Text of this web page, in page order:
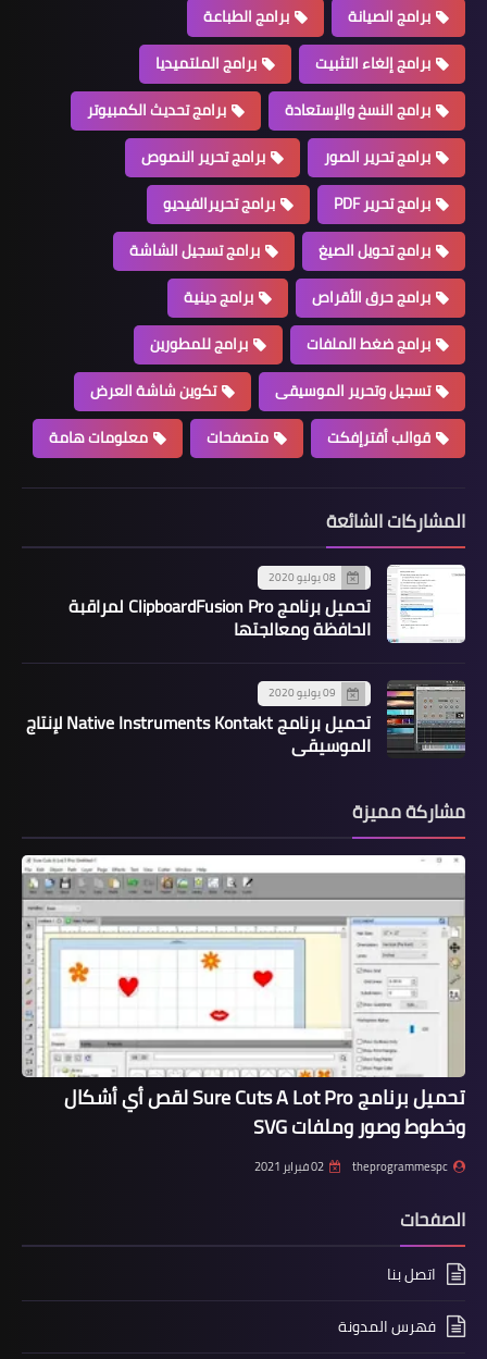
برامج الصيانة
برامج الطباعة
برامج إلغاء التثبيت
برامج الملتميديا
برامج النسخ والإستعادة
برامج تحديث الكمبيوتر
برامج تحرير الصور
برامج تحرير النصوص
برامج تحرير PDF
برامج تحريرالفيديو
برامج تحويل الصيغ
برامج تسجيل الشاشة
برامج حرق الأقراص
برامج دينية
برامج ضغط الملفات
برامج للمطورين
تسجيل وتحرير الموسيقى
تكوين شاشة العرض
قوالب أقترإفكت
متصفحات معلومات هامة
المشاركات الشائعة
08 يوليو 2020
تحميل برنامج ClipboardFusion Pro لمراقبة
الحافظة ومعالجتها
09 يوليو 2020
تحميل برنامج Native Instruments Kontakt لإنتاج
الموسيقى
مشاركة مميزة
تحميل برنامج Sure Cuts A Lot Pro لقص أي أشكال
وخطوط وصور وملفات SVG
theprogrammespc 02 فبراير 2021
الصفحات
اتصل بنا
فهرس المدونة